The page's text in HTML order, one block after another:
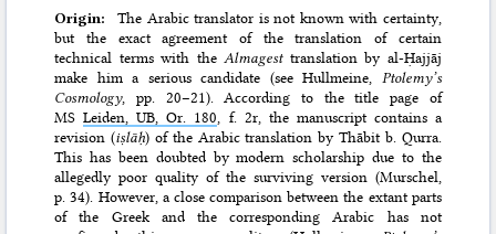
Origin:The Arabic translator is not known with certainty,
but the exact agreement of the translation of certain
technical terms with the Almagesttranslation by al-Ḥajjāj
make him a serious candidate (see Hullmeine, Ptolemy’s
Cosmology, pp. 20–21). According to the title page of
MSLeiden, UB, Or. 180 , f. 2r, the manuscript contains a
revision (iṣlāḥ) of the Arabic translation by Thābit b. Qurra.
This has been doubted by modern scholarship due to the
allegedly poor quality of the surviving version (Murschel,
p. 34). However, a close comparison between the extant parts
of the Greek and the corresponding Arabic has not